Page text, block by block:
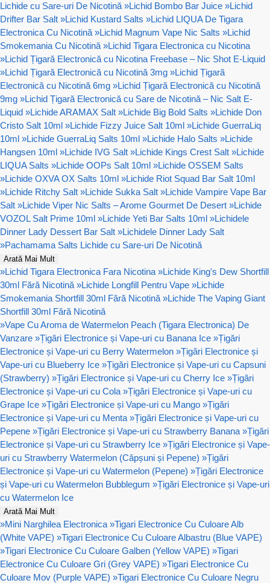
Lichide cu Sare-uri De Nicotină »Lichid Bombo Bar Juice »Lichid
Drifter Bar Salt »Lichid Kustard Salts »Lichid LIQUA De Tigara
Electronica Cu Nicotină »Lichid Magnum Vape Nic Salts »Lichid
Smokemania Cu Nicotină »Lichid Tigara Electronica cu Nicotina
»Lichid Țigară Electronică cu Nicotina Freebase – Nic Shot E-Liquid
»Lichid Țigară Electronică cu Nicotină 3mg »Lichid Țigară
Electronică cu Nicotină 6mg »Lichid Țigară Electronică cu Nicotină
9mg »Lichid Țigară Electronică cu Sare de Nicotină – Nic Salt E-
Liquid »Lichide ARAMAX Salt »Lichide Big Bold Salts »Lichide Don
Cristo Salt 10ml »Lichide Fizzy Juice Salt 10ml »Lichide GuerraLiq
10ml »Lichide GuerraLiq Salts 10ml »Lichide Halo Salts »Lichide
Hangsen 10ml »Lichide IVG Salt »Lichide Kings Crest Salt »Lichide
LIQUA Salts »Lichide OOPs Salt 10ml »Lichide OSSEM Salts
»Lichide OXVA OX Salts 10ml »Lichide Riot Squad Bar Salt 10ml
»Lichide Ritchy Salt »Lichide Sukka Salt »Lichide Vampire Vape Bar
Salt »Lichide Viper Nic Salts – Arome Gourmet De Desert »Lichide
VOZOL Salt Prime 10ml »Lichide Yeti Bar Salts 10ml »Lichidele
Dinner Lady Dessert Bar Salt »Lichidele Dinner Lady Salt
»Pachamama Salts Lichide cu Sare-uri De Nicotină
Arată Mai Mult
»Lichid Tigara Electronica Fara Nicotina »Lichide King's Dew Shortfill
30ml Fără Nicotină »Lichide Longfill Pentru Vape »Lichide
Smokemania Shortfill 30ml Fără Nicotină »Lichide The Vaping Giant
Shortfill 30ml Fără Nicotină
»Vape Cu Aroma de Watermelon Peach (Tigara Electronica) De
Vanzare »Țigări Electronice și Vape-uri cu Banana Ice »Țigări
Electronice și Vape-uri cu Berry Watermelon »Țigări Electronice și
Vape-uri cu Blueberry Ice »Țigări Electronice și Vape-uri cu Capsuni
(Strawberry) »Țigări Electronice și Vape-uri cu Cherry Ice »Țigări
Electronice și Vape-uri cu Cola »Țigări Electronice și Vape-uri cu
Grape Ice »Țigări Electronice și Vape-uri cu Mango »Țigări
Electronice și Vape-uri cu Menta »Țigări Electronice și Vape-uri cu
Pepene »Țigări Electronice și Vape-uri cu Strawberry Banana »Țigări
Electronice și Vape-uri cu Strawberry Ice »Țigări Electronice și Vape-
uri cu Strawberry Watermelon (Căpșuni și Pepene) »Țigări
Electronice și Vape-uri cu Watermelon (Pepene) »Țigări Electronice
și Vape-uri cu Watermelon Bubblegum »Țigări Electronice și Vape-uri
cu Watermelon Ice
Arată Mai Mult
»Mini Narghilea Electronica »Tigari Electronice Cu Culoare Alb
(White VAPE) »Tigari Electronice Cu Culoare Albastru (Blue VAPE)
»Tigari Electronice Cu Culoare Galben (Yellow VAPE) »Tigari
Electronice Cu Culoare Gri (Grey VAPE) »Tigari Electronice Cu
Culoare Mov (Purple VAPE) »Tigari Electronice Cu Culoare Negru